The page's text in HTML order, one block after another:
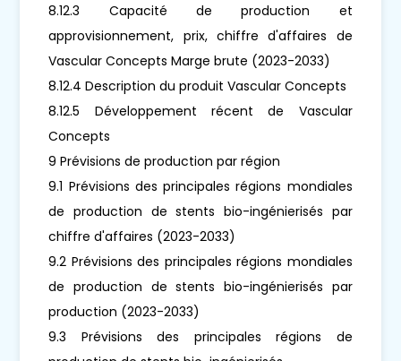
8.12.3 Capacité de production et
approvisionnement, prix, chiffre d'affaires de
Vascular Concepts Marge brute (2023-2033)
8.12.4 Description du produit Vascular Concepts
8.12.5 Développement récent de Vascular
Concepts
9 Prévisions de production par région
9.1 Prévisions des principales régions mondiales
de production de stents bio-ingénierisés par
chiffre d'affaires (2023-2033)
9.2 Prévisions des principales régions mondiales
de production de stents bio-ingénierisés par
production (2023-2033)
9.3 Prévisions des principales régions de